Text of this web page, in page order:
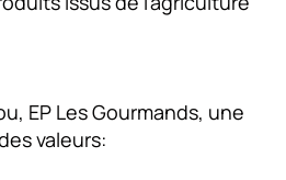
EP Les Gourmands, une
valeurs: